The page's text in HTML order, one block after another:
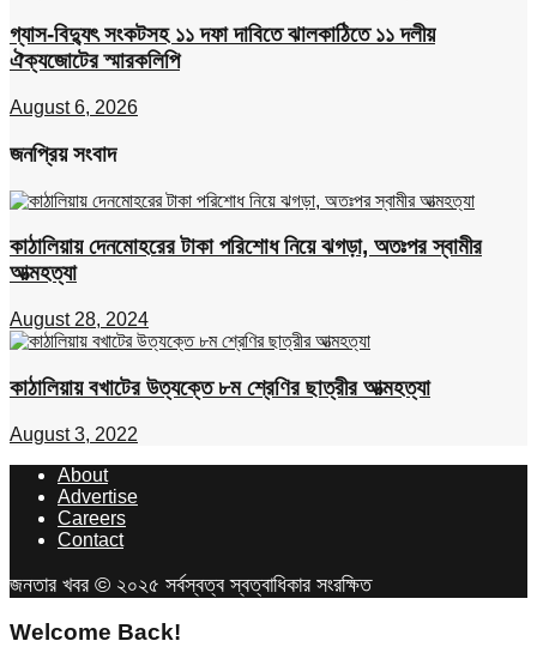
গ্যাস-বিদ্যুৎ সংকটসহ ১১ দফা দাবিতে ঝালকাঠিতে ১১ দলীয়
ঐক্যজোটের স্মারকলিপি
August 6, 2026
জনপ্রিয় সংবাদ
কাঠালিয়ায় দেনমোহরের টাকা পরিশোধ নিয়ে ঝগড়া, অতঃপর স্বামীর
আত্মহত্যা
August 28, 2024
কাঠালিয়ায় বখাটের উত্যক্তে ৮ম শ্রেণির ছাত্রীর আত্মহত্যা
August 3, 2022
About
Advertise
Careers
Contact
জনতার খবর © ২০২৫ সর্বস্বত্ব স্বত্বাধিকার সংরক্ষিত
Welcome Back!